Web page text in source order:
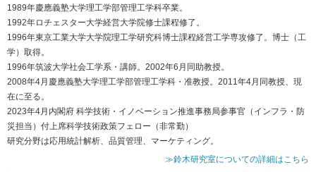
1989年慶應義塾大学理工学部管理工学科卒業。
1992年ロチェスター大学経営大学院修士課程修了。
1996年東京工業大学大学院理工学研究科博士課程経営工学専攻修了。博士（工
学）取得。
1996年筑波大学社会工学系・講師。2002年6月同助教授。
2008年4月慶應義塾大学理工学部管理工学科・准教授。2011年4月同教授、現
在に至る。
2023年4月内閣府 科学技術・イノベーション推進事務局参事官（インフラ・防
災担当）付上席科学技術政策フェロー（非常勤）
研究分野は応用統計解析、品質管理、マーケティング。
≫鈴木研究室についての詳細はこちら